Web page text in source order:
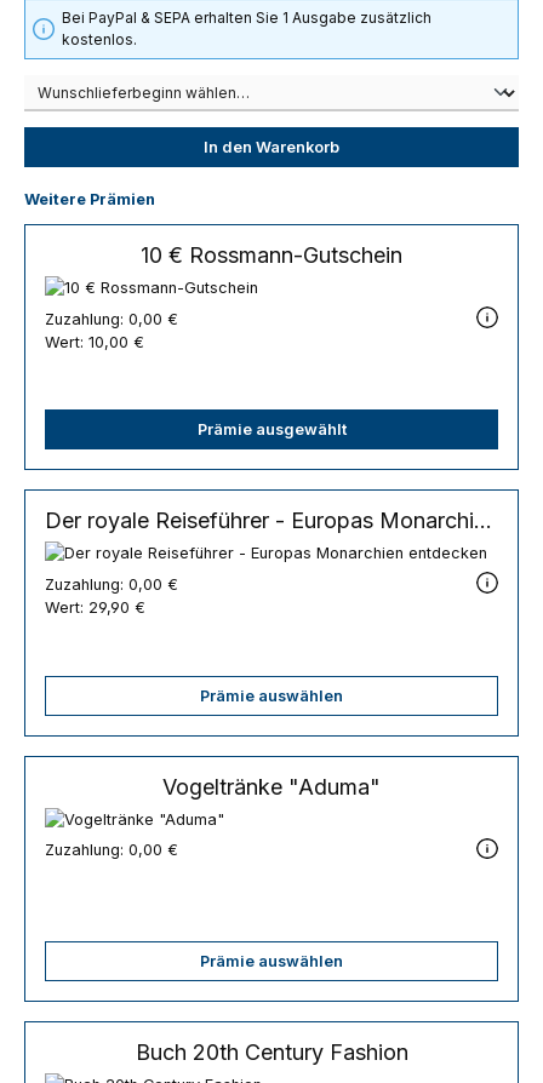
Bei PayPal & SEPA erhalten Sie 1 Ausgabe zusätzlich
kostenlos.
In den Warenkorb
Weitere Prämien
10 € Rossmann-Gutschein
Zuzahlung: 0,00 €
Wert: 10,00 €
Prämie ausgewählt
Der royale Reiseführer - Europas Monarchien entdecken
Zuzahlung: 0,00 €
Wert: 29,90 €
Prämie auswählen
Vogeltränke "Aduma"
Zuzahlung: 0,00 €
Prämie auswählen
Buch 20th Century Fashion